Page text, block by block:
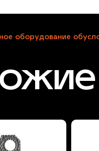
оборудование